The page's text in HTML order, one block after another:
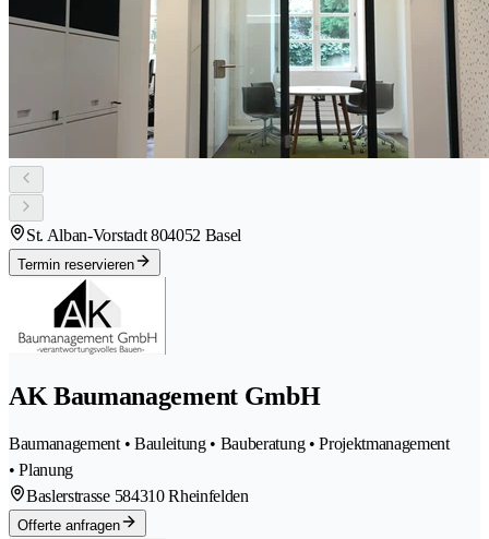
St. Alban-Vorstadt 804052 Basel
Termin reservieren
AK Baumanagement GmbH
Baumanagement • Bauleitung • Bauberatung • Projektmanagement
• Planung
Baslerstrasse 584310 Rheinfelden
Offerte anfragen